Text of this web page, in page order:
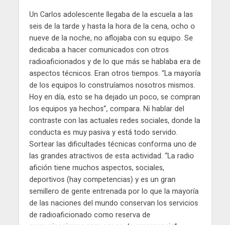
Un Carlos adolescente llegaba de la escuela a las
seis de la tarde y hasta la hora de la cena, ocho o
nueve de la noche, no aflojaba con su equipo. Se
dedicaba a hacer comunicados con otros
radioaficionados y de lo que más se hablaba era de
aspectos técnicos. Eran otros tiempos. “La mayoría
de los equipos lo construíamos nosotros mismos.
Hoy en día, esto se ha dejado un poco, se compran
los equipos ya hechos”, compara. Ni hablar del
contraste con las actuales redes sociales, donde la
conducta es muy pasiva y está todo servido.
Sortear las dificultades técnicas conforma uno de
las grandes atractivos de esta actividad. “La radio
afición tiene muchos aspectos, sociales,
deportivos (hay competencias) y es un gran
semillero de gente entrenada por lo que la mayoría
de las naciones del mundo conservan los servicios
de radioaficionado como reserva de